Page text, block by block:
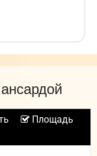
Площадь